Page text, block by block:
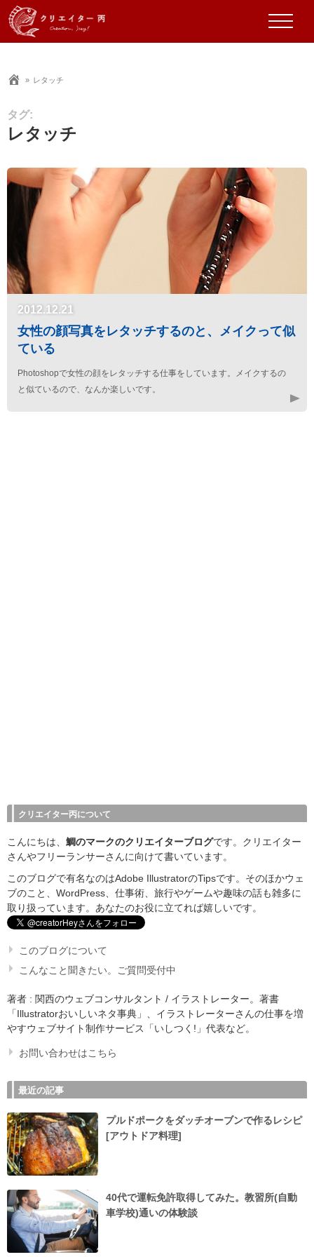
レタッチ
タグ:
レタッチ
2012.12.21
女性の顔写真をレタッチするのと、メイクって似
ている
Photoshopで女性の顔をレタッチする仕事をしています。メイクするの
と似ているので、なんか楽しいです。
クリエイター丙について
こんにちは、 鯛のマークのクリエイターブログです。クリエイター
さんやフリーランサーさんに向けて書いています。
このブログで有名なのはAdobe IllustratorのTipsです。そのほかウェ
ブのこと、WordPress、仕事術、旅行やゲームや趣味の話も雑多に
取り扱っています。あなたのお役に立てれば嬉しいです。
このブログについて
こんなこと聞きたい。ご質問受付中
著者 : 関西のウェブコンサルタント / イラストレーター。著書
「Illustratorおいしいネタ事典」、イラストレーターさんの仕事を増
やすウェブサイト制作サービス「いしつく!」代表など。
お問い合わせはこちら
最近の記事
プルドポークをダッチオーブンで作るレシピ
[アウトドア料理]
40代で運転免許取得してみた。教習所(自動
車学校)通いの体験談